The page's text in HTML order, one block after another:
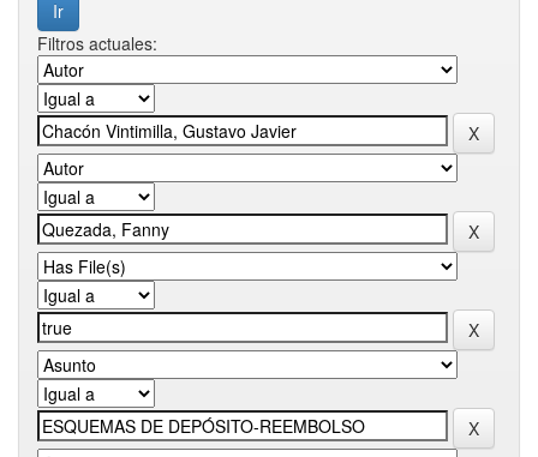
Filtros actuales: